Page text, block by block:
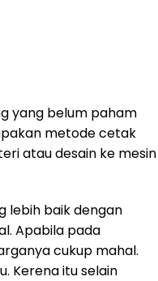
yang belum paham
metode cetak
atau desain ke mesin
lebih baik dengan
Apabila pada
cukup mahal.
Kerena itu selain